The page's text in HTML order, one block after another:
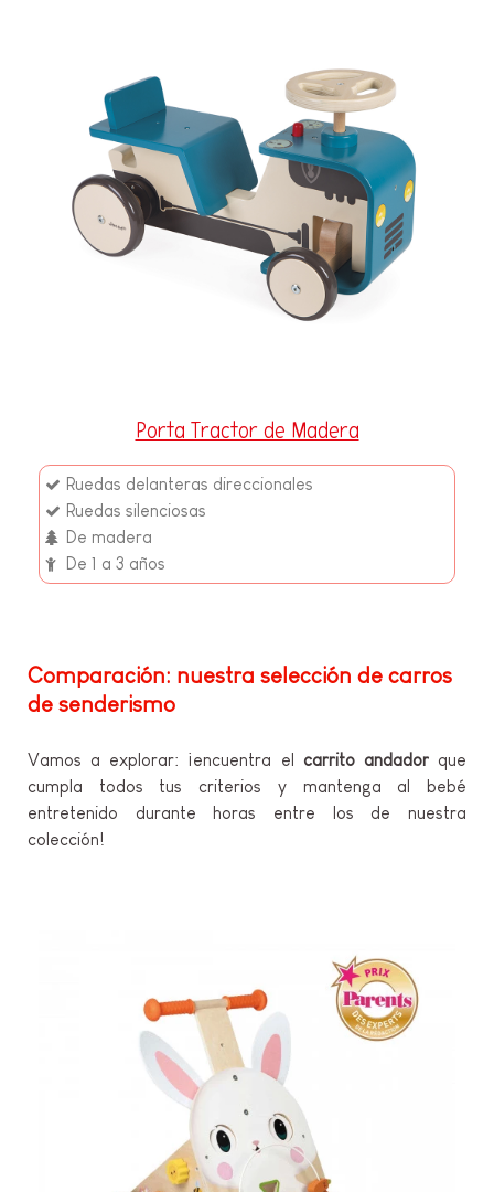
Porta Tractor de Madera
Ruedas delanteras direccionales
Ruedas silenciosas
De madera
De 1 a 3 años
Comparación: nuestra selección de carros
de senderismo
Vamos a explorar: ¡encuentra el carrito andadorque
cumpla todos tus criterios y mantenga al bebé
entretenido durante horas entre los de nuestra
colección!